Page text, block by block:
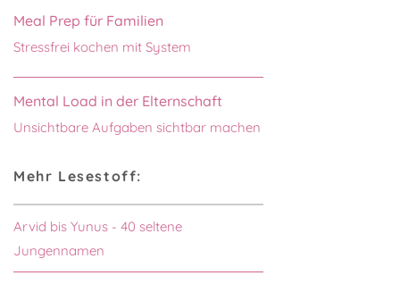
Meal Prep für Familien
Stressfrei kochen mit System
Mental Load in der Elternschaft
Unsichtbare Aufgaben sichtbar machen
Mehr Lesestoff:
Arvid bis Yunus - 40 seltene
Jungennamen